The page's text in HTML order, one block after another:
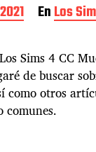
EnLos
Sims 4 CC
de buscar
como otros
comunes.